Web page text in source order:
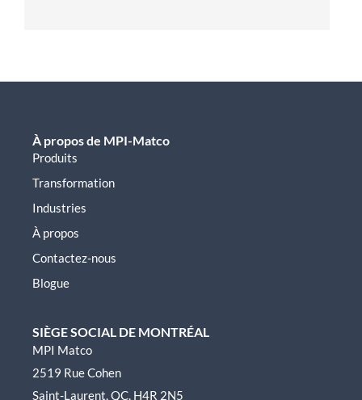
À propos de MPI-Matco
Produits
Transformation
Industries
À propos
Contactez-nous
Blogue
SIÈGE SOCIAL DE MONTRÉAL
MPI Matco
2519 Rue Cohen
Saint-Laurent, QC, H4R 2N5